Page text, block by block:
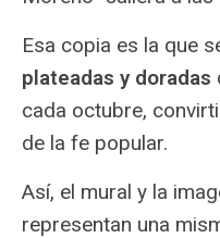
Esa copia es la que
plateadas y doradas
cada octubre,
de la fe popular.
Así, el mural y la
representan una